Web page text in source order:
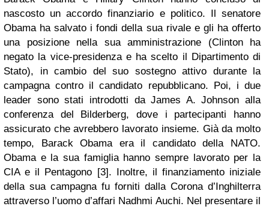
nascosto un accordo finanziario e politico. Il senatore
Obama ha salvato i fondi della sua rivale e gli ha offerto
una posizione nella sua amministrazione (Clinton ha
negato la vice-presidenza e ha scelto il Dipartimento di
Stato), in cambio del suo sostegno attivo durante la
campagna contro il candidato repubblicano. Poi, i due
leader sono stati introdotti da James A. Johnson alla
conferenza del Bilderberg, dove i partecipanti hanno
assicurato che avrebbero lavorato insieme. Già da molto
tempo, Barack Obama era il candidato della NATO.
Obama e la sua famiglia hanno sempre lavorato per la
CIA e il Pentagono [3]. Inoltre, il finanziamento iniziale
della sua campagna fu forniti dalla Corona d’Inghilterra
attraverso l’uomo d’affari Nadhmi Auchi. Nel presentare il